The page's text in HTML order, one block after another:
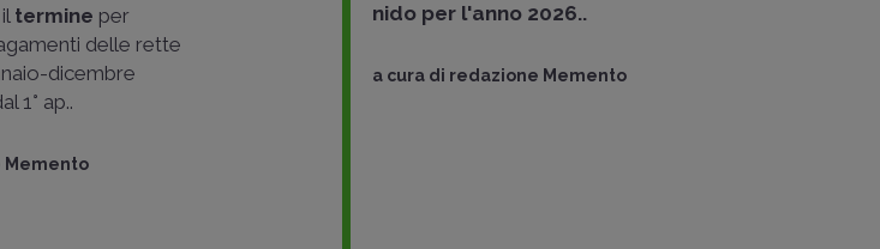
termine per
delle rette
dicembre
1° ap..
Memento
nido per l'anno 2026..
a cura di redazione Memento